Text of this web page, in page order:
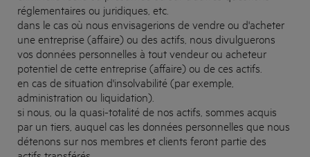
réglementaires ou juridiques, etc.
dans le cas où nous envisagerions de vendre ou d'acheter
une entreprise (affaire) ou des actifs, nous divulguerons
vos données personnelles à tout vendeur ou acheteur
potentiel de cette entreprise (affaire) ou de ces actifs.
en cas de situation d'insolvabilité (par exemple,
administration ou liquidation).
si nous, ou la quasi-totalité de nos actifs, sommes acquis
par un tiers, auquel cas les données personnelles que nous
détenons sur nos membres et clients feront partie des